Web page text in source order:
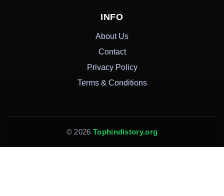
INFO
About Us
Contact
Privacy Policy
Terms & Conditions
© 2026 Tophindistory.org